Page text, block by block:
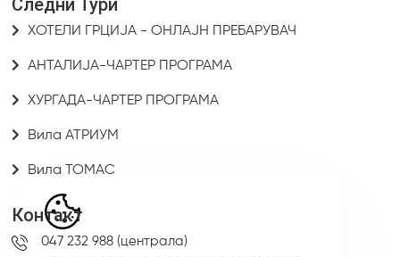
Следни Тури
ХОТЕЛИ ГРЦИЈА - ОНЛАЈН ПРЕБАРУВАЧ
АНТАЛИЈА-ЧАРТЕР ПРОГРАМА
ХУРГАДА-ЧАРТЕР ПРОГРАМА
Вила АТРИУМ
Вила ТОМАС
Контакт
047 232 988 (централа)